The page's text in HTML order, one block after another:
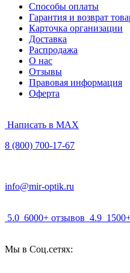
Способы оплаты
Гарантия и возврат
Карточка организации
Доставка
Распродажа
О нас
Отзывы
Правовая информация
Оферта
Написать в MAX
8 (800) 700-17-67
info@mir-optik.ru
5.0 6000+ отзывов 4.9
Мы в Соц.сетях: